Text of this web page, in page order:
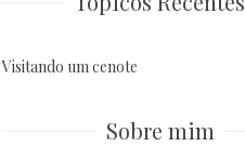
Visitando um cenote
Sobre mim